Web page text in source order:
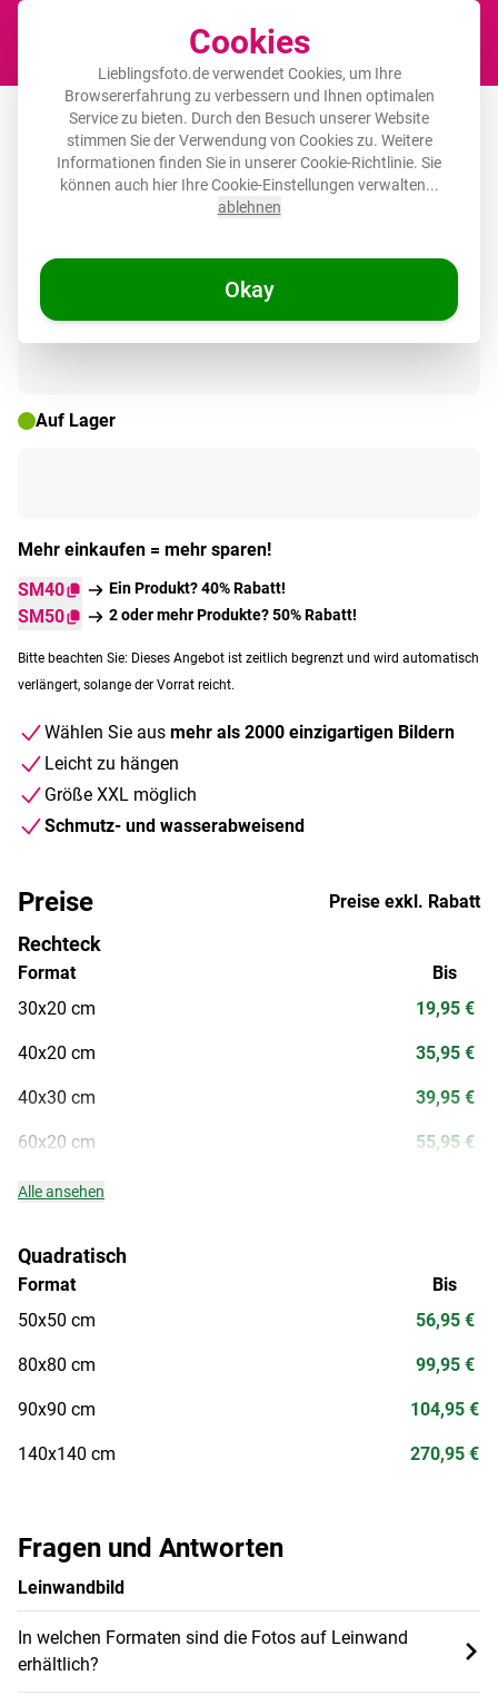
Cookies
Lieblingsfoto.de verwendet Cookies, um Ihre
Browsererfahrung zu verbessern und Ihnen optimalen
Service zu bieten. Durch den Besuch unserer Website
stimmen Sie der Verwendung von Cookies zu. Weitere
Informationen finden Sie in unsererCookie-Richtlinie. Sie
können auch hier Ihre Cookie-Einstellungen verwalten...
ablehnen
Okay
Leinwandbild - Strichdarstellung -
Kirsche - Zweig - Weiß
🌞 SOMMERDEALS
Auf Lager
Mehr einkaufen = mehr sparen!
SM40
Ein Produkt? 40% Rabatt!
SM50 2 oder mehr Produkte? 50% Rabatt!
Bitte beachten Sie: Dieses Angebot ist zeitlich begrenzt und wird automatisch
verlängert, solange der Vorrat reicht.
Wählen Sie aus mehr als 2000 einzigartigen Bildern
Leicht zu hängen
Größe XXL möglich
Schmutz- und wasserabweisend
Fragen und Antworten
Leinwandbild
In welchen Formaten sind die Fotos auf Leinwand
erhältlich?
Preise Preise exkl. Rabatt
Rechteck
Format
30x20 cm
40x20 cm
40x30 cm
60x20 cm
Bis
19,95 €
35,95 €
39,95 €
55,95 €
Alle ansehen
Quadratisch
Format
50x50 cm
80x80 cm
90x90 cm
140x140 cm
Bis
56,95 €
99,95 €
104,95 €
270,95 €